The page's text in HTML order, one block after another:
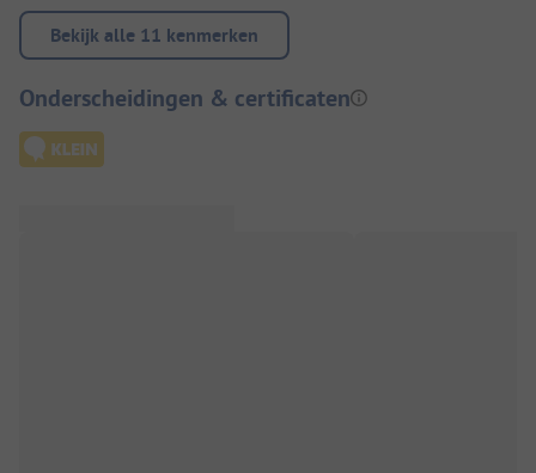
Bekijk alle 11 kenmerken
Onderscheidingen & certificaten